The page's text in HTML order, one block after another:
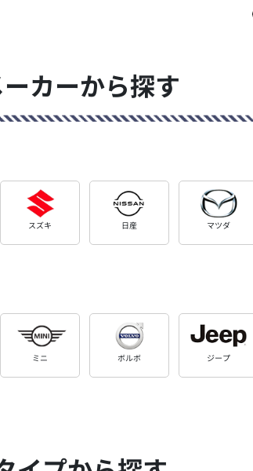
カーから探す
スズキ 日産 マツダ
ミニ ボルボ ジープ